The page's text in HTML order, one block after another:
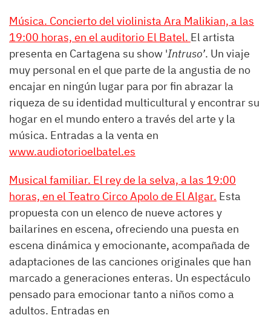
Música. Concierto del violinista Ara Malikian, a las
19:00 horas, en el auditorio El Batel. El artista
presenta en Cartagena su show 'Intruso’. Un viaje
muy personal en el que parte de la angustia de no
encajar en ningún lugar para por fin abrazar la
riqueza de su identidad multicultural y encontrar su
hogar en el mundo entero a través del arte y la
música. Entradas a la venta en
www.audiotorioelbatel.es
Musical familiar. El rey de la selva, a las 19:00
horas, en el Teatro Circo Apolo de El Algar. Esta
propuesta con un elenco de nueve actores y
bailarines en escena, ofreciendo una puesta en
escena dinámica y emocionante, acompañada de
adaptaciones de las canciones originales que han
marcado a generaciones enteras. Un espectáculo
pensado para emocionar tanto a niños como a
adultos. Entradas en